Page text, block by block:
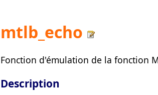
mtlb_echo
Fonction d'émulation de la fonction
Description